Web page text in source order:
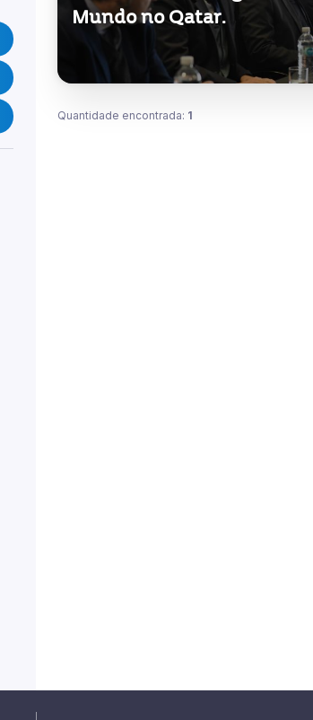
Mundo no Qatar.
Quantidade encontrada: 1